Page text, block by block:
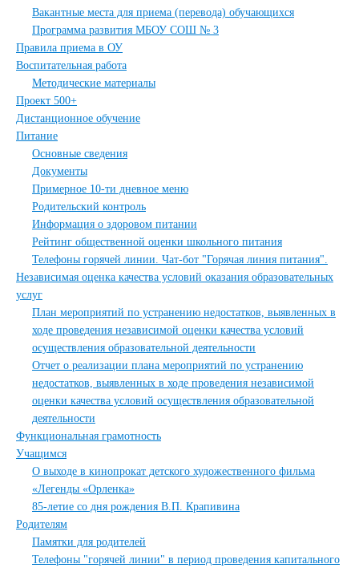
Вакантные места для приема (перевода) обучающихся
Программа развития МБОУ СОШ № 3
Правила приема в ОУ
Воспитательная работа
Методические материалы
Проект 500+
Дистанционное обучение
Питание
Основные сведения
Документы
Примерное 10-ти дневное меню
Родительский контроль
Информация о здоровом питании
Рейтинг общественной оценки школьного питания
Телефоны горячей линии. Чат-бот "Горячая линия питания".
Независимая оценка качества условий оказания образовательных
услуг
План мероприятий по устранению недостатков, выявленных в
ходе проведения независимой оценки качества условий
осуществления образовательной деятельности
Отчет о реализации плана мероприятий по устранению
недостатков, выявленных в ходе проведения независимой
оценки качества условий осуществления образовательной
деятельности
Функциональная грамотность
Учащимся
О выходе в кинопрокат детского художественного фильма
«Легенды «Орленка»
85-летие со дня рождения В.П. Крапивина
Родителям
Памятки для родителей
Телефоны "горячей линии" в период проведения капитального